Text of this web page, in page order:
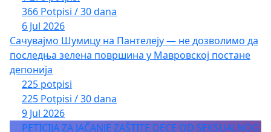
366 Potpisi / 30 dana
6 Jul 2026
Сачувајмо Шумицу на Пантелеју — не дозволимо да
последња зелена површина у Мавровској постане
депонија
225 potpisi
225 Potpisi / 30 dana
9 Jul 2026
PETICIJA ZA JAČANJE ZAŠTITE DECE OD SEKSUALNOG